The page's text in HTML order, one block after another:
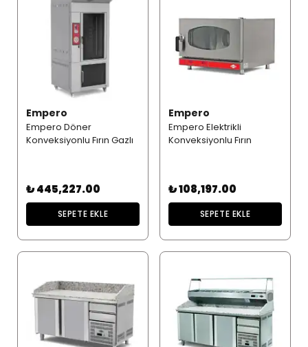
Empero
Empero Döner
Konveksiyonlu Fırın Gazlı
₺ 445,227.00
SEPETE EKLE
Empero
Empero Elektrikli
Konveksiyonlu Fırın
₺ 108,197.00
SEPETE EKLE